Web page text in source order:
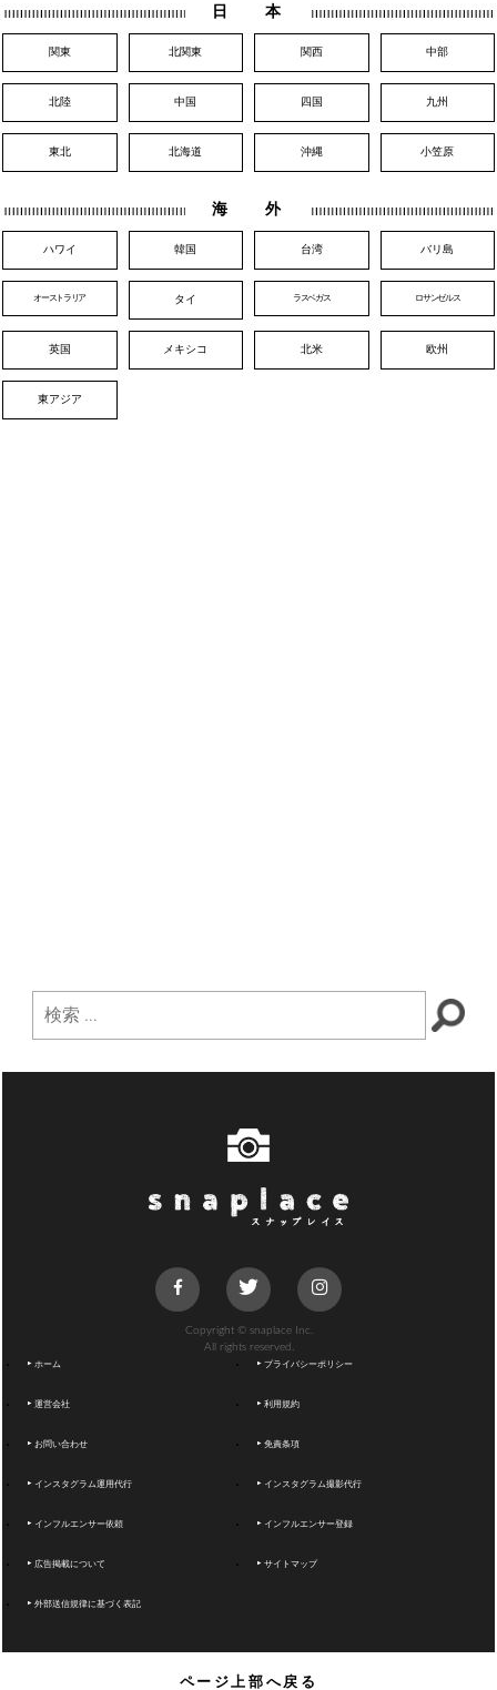
日 本
関東 北関東 関西 中部
北陸 中国 四国 九州
東北 北海道 沖縄 小笠原
海 外
ハワイ 韓国 台湾 バリ島
オーストラリア タイ ラスベガス ロサンゼルス
英国 メキシコ 北米 欧州
東アジア
Copyright © snaplace Inc.
All rights reserved.
ホーム プライバシーポリシー
運営会社 利用規約
お問い合わせ 免責条項
インスタグラム運用代行 インスタグラム撮影代行
インフルエンサー依頼 インフルエンサー登録
広告掲載について サイトマップ
外部送信規律に基づく表記
ページ上部へ戻る